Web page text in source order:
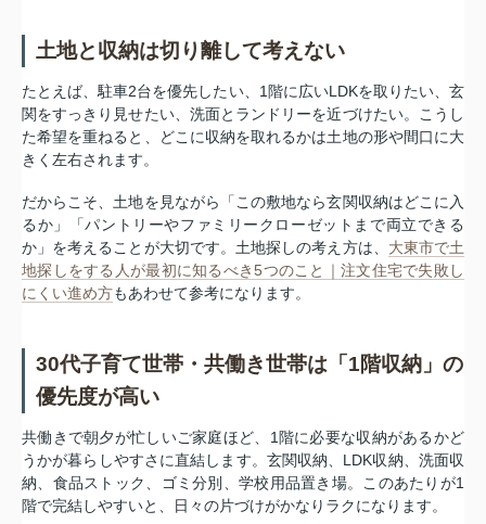
土地と収納は切り離して考えない
たとえば、駐車2台を優先したい、1階に広いLDKを取りたい、玄
関をすっきり見せたい、洗面とランドリーを近づけたい。こうし
た希望を重ねると、どこに収納を取れるかは土地の形や間口に大
きく左右されます。
だからこそ、土地を見ながら「この敷地なら玄関収納はどこに入
るか」「パントリーやファミリークローゼットまで両立できる
か」を考えることが大切です。土地探しの考え方は、 大東市で土
地探しをする人が最初に知るべき5つのこと｜注文住宅で失敗し
にくい進め方もあわせて参考になります。
30代子育て世帯・共働き世帯は「1階収納」の
優先度が高い
共働きで朝夕が忙しいご家庭ほど、1階に必要な収納があるかど
うかが暮らしやすさに直結します。玄関収納、LDK収納、洗面収
納、食品ストック、ゴミ分別、学校用品置き場。このあたりが1
階で完結しやすいと、日々の片づけがかなりラクになります。